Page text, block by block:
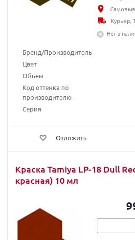
Бренд/Производитель
Цвет
Объем
Код оттенка по
производителю
Серия
Отложить
Курьер,
Нет в
Краска Tamiya LP-18 Dull
красная) 10 мл